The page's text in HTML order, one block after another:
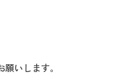
いします。